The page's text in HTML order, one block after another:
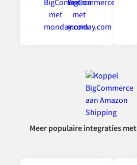
Meer populaire integraties met